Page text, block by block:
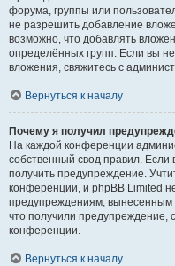
форума, группы или
не разрешить добавление
возможно, что добавлять
определённых групп. Если вы
вложения, свяжитесь с
Вернуться к началу
Почему я получил
На каждой конференции
собственный свод правил.
получить предупреждение.
конференции, и phpBB Limited
предупреждениям, вынесенным
что получили предупреждение,
конференции.
Вернуться к началу